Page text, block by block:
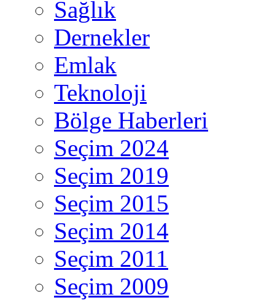
Sağlık
Dernekler
Emlak
Teknoloji
Bölge Haberleri
Seçim 2024
Seçim 2019
Seçim 2015
Seçim 2014
Seçim 2011
Seçim 2009